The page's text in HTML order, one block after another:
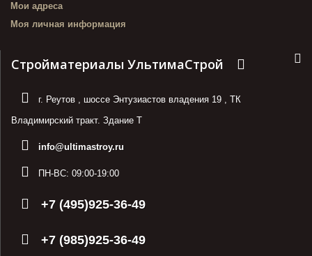
Мои адреса
Моя личная информация
Стройматериалы УльтимаСтрой
г. Реутов , шоссе Энтузиастов владения 19 , ТК
Владимирский тракт. Здание Т
info@ultimastroy.ru
ПН-ВС: 09:00-19:00
+7 (495)925-36-49
+7 (985)925-36-49